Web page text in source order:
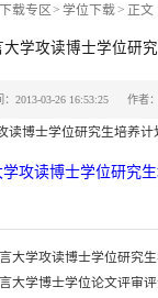
下载专区> 学位下载> 正文
学攻读博士学位研
：2013-03-26 16:53:25 作者
读博士学位研究生培养计
攻读博士学位研究
大学攻读博士学位研究
大学博士学位论文评审